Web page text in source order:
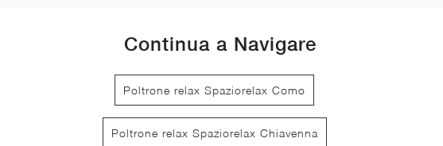
Continua a Navigare
Poltrone relax Spaziorelax Como
Poltrone relax Spaziorelax Chiavenna